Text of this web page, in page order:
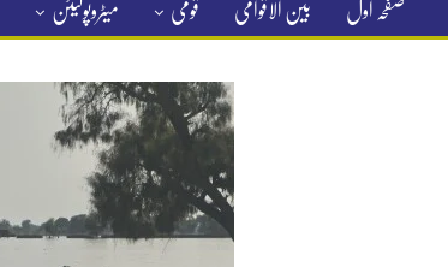
صفحہ اول بین الاقوامی قومی میٹروپولیٹن